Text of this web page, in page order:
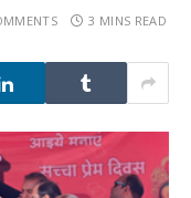
3 MINS READ